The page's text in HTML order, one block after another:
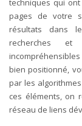
techniques qui
pages de votre
résultats dans
recherches et
bien positionné,
par les
ces éléments, on
réseau de liens